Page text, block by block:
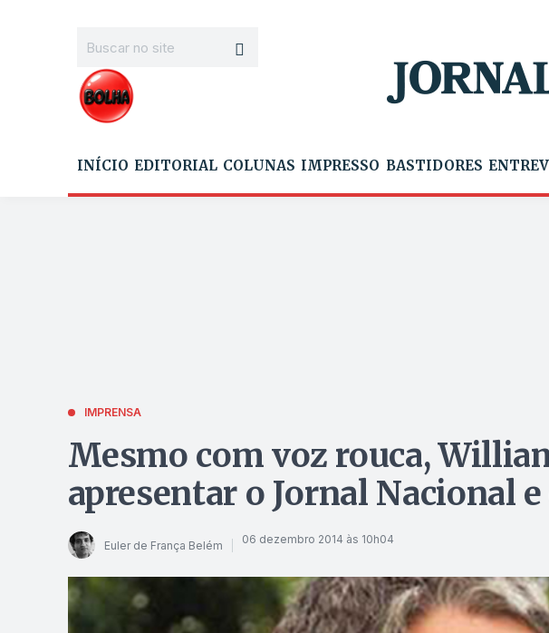
INÍCIO EDITORIAL COLUNAS IMPRESSO BASTIDORES
IMPRENSA
Mesmo com voz rouca,
apresentar o Jornal Nacional
Euler de França Belém 06 dezembro 2014 às 10h04